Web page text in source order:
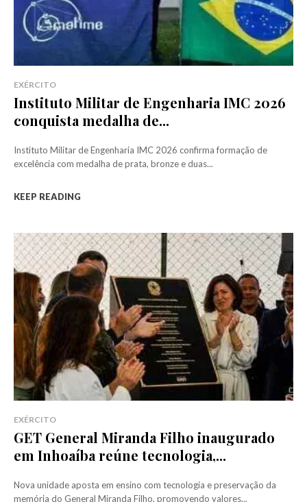
EXÉRCITO
Instituto Militar de Engenharia IMC 2026
conquista medalha de...
Instituto Militar de Engenharia IMC 2026 confirma formação de
excelência com medalha de prata, bronze e duas...
KEEP READING
EXÉRCITO
GET General Miranda Filho inaugurado
em Inhoaíba reúne tecnologia,...
Nova unidade aposta em ensino com tecnologia e preservação da
memória do General Miranda Filho, promovendo valores...